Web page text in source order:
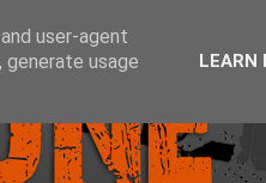
user-agent
usage
LEARN